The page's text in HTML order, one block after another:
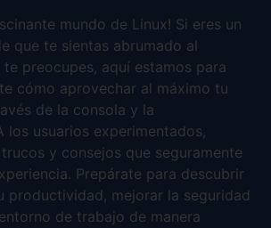
mundo de Linux! Si eres un
que te sientas abrumado al
preocupes, aquí estamos para
cómo aprovechar al máximo tu
de la consola y la
los usuarios experimentados,
y consejos que seguramente
Prepárate para descubrir
productividad, mejorar la seguridad
de trabajo de manera